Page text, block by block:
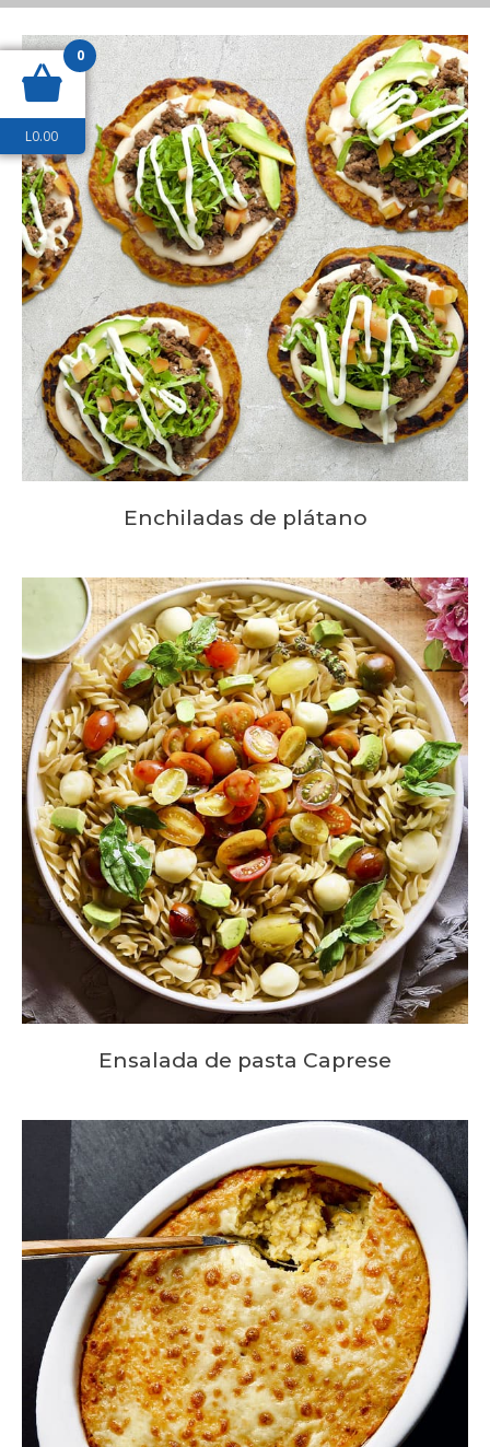
Enchiladas de plátano
Ensalada de pasta Caprese
0
L0.00